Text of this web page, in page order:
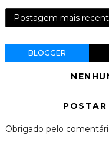
Postagem mais
BLOGGER
Obrigado pelo